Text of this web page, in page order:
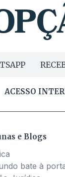
ACESSO
e Blogs
bate à